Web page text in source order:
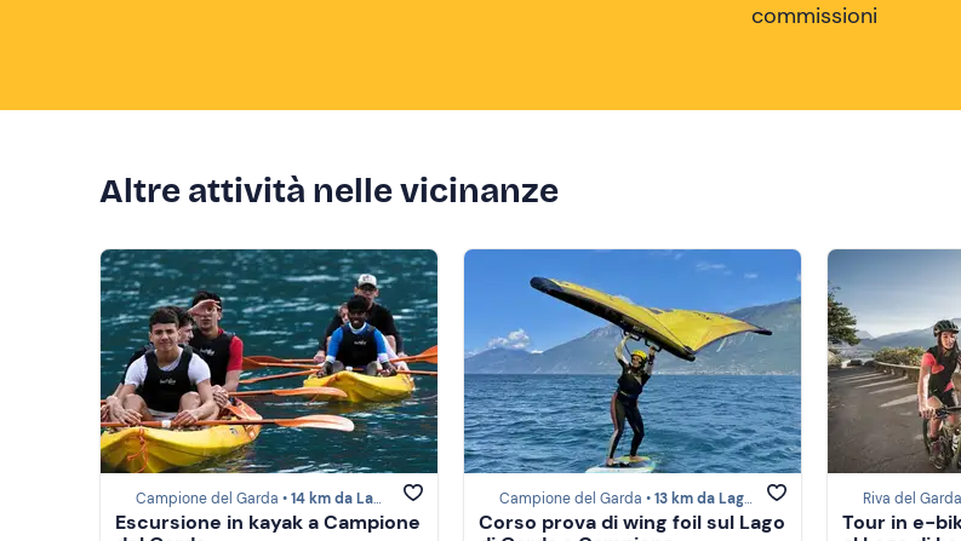
commissioni
Altre attività nelle vicinanze
Campione del Garda •14 km da Lago di Ledro
Escursione in kayak a Campione
Campione del Garda •13 km da Lago di Ledro
Corso prova di wing foil sul Lago
Riva del
Tour in e-